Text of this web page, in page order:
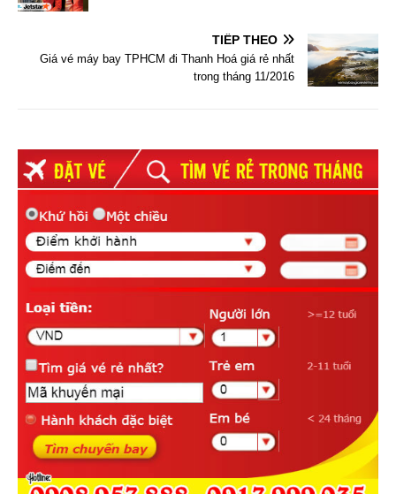
TIẾP THEO
Giá vé máy bay TPHCM đi Thanh Hoá giá rẻ nhất
trong tháng 11/2016